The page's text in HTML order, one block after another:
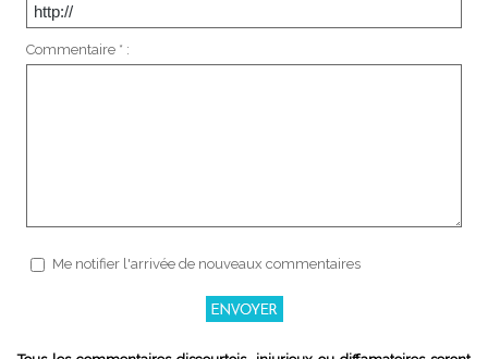
Commentaire * :
Me notifier l'arrivée de nouveaux commentaires